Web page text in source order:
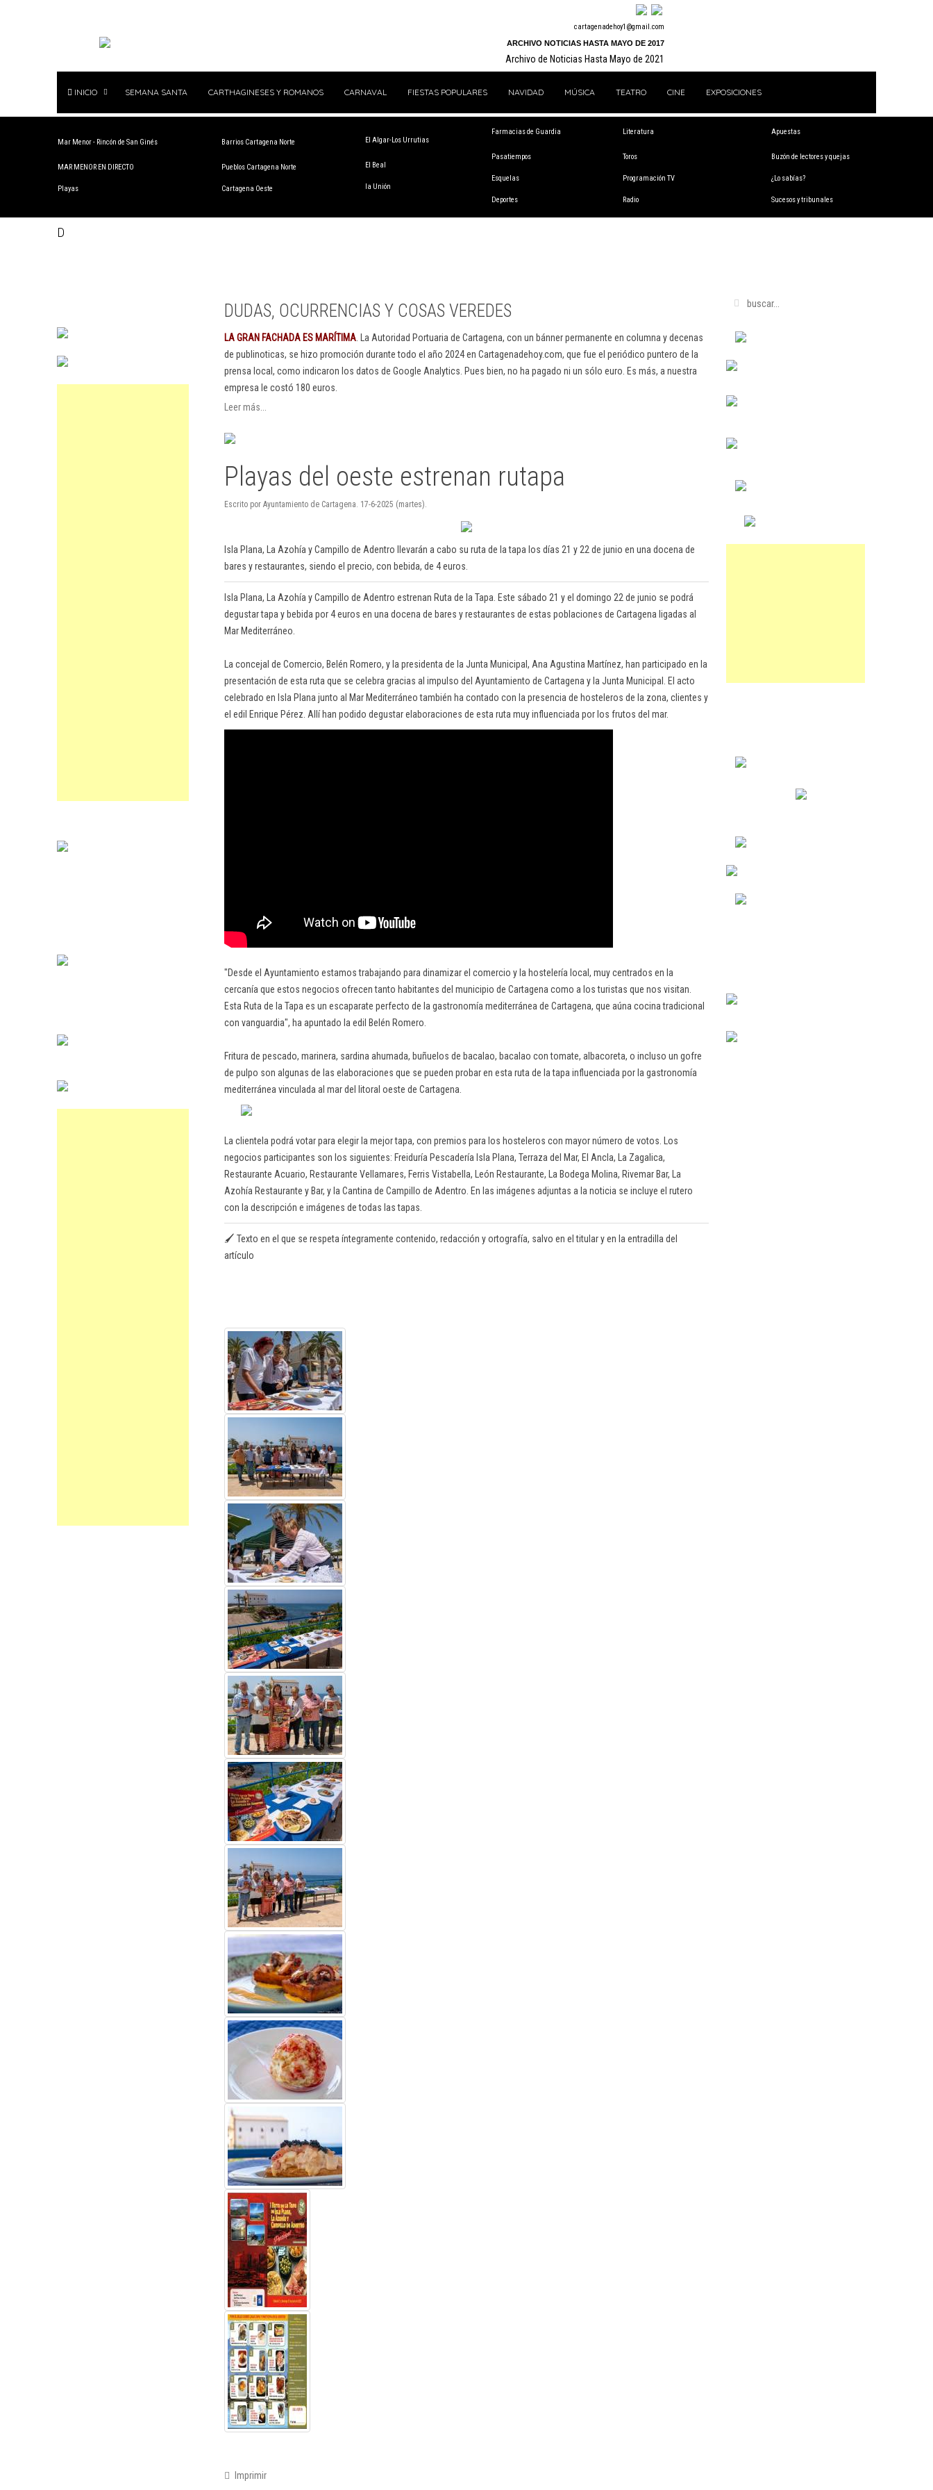
cartagenadehoy1@gmail.com
ARCHIVO NOTICIAS HASTA MAYO DE 2017
Archivo de Noticias Hasta Mayo de 2021
INICIO SEMANA SANTA CARTHAGINESES Y ROMANOS CARNAVAL FIESTAS POPULARES NAVIDAD MÚSICA TEATRO CINE EXPOSICIONES
Mar Menor - Rincón de San Ginés
MAR MENOR EN DIRECTO
Playas
Barrios Cartagena Norte
Pueblos Cartagena Norte
Cartagena Oeste
El Algar-Los Urrutias
El Beal
la Unión
Farmacias de Guardia
Pasatiempos
Esquelas
Deportes
Literatura
Toros
Programación TV
Radio
Apuestas
Buzón de lectores y quejas
¿Lo sabías?
Sucesos y tribunales
D
DUDAS, OCURRENCIAS Y COSAS VEREDES
LA GRAN FACHADA ES MARÍTIMA . La Autoridad Portuaria de Cartagena, con un bánner permanente en columna y decenas
de publinoticas, se hizo promoción durante todo el año 2024 en Cartagenadehoy.com, que fue el periódico puntero de la
prensa local, como indicaron los datos de Google Analytics. Pues bien, no ha pagado ni un sólo euro. Es más, a nuestra
empresa le costó 180 euros.
Leer más...
Playas del oeste estrenan rutapa
Escrito por Ayuntamiento de Cartagena. 17-6-2025 (martes).
Isla Plana, La Azohía y Campillo de Adentro llevarán a cabo su ruta de la tapa los días 21 y 22 de junio en una docena de
bares y restaurantes, siendo el precio, con bebida, de 4 euros.
Isla Plana, La Azohía y Campillo de Adentro estrenan Ruta de la Tapa. Este sábado 21 y el domingo 22 de junio se podrá
degustar tapa y bebida por 4 euros en una docena de bares y restaurantes de estas poblaciones de Cartagena ligadas al
Mar Mediterráneo.
La concejal de Comercio, Belén Romero, y la presidenta de la Junta Municipal, Ana Agustina Martínez, han participado en la
presentación de esta ruta que se celebra gracias al impulso del Ayuntamiento de Cartagena y la Junta Municipal. El acto
celebrado en Isla Plana junto al Mar Mediterráneo también ha contado con la presencia de hosteleros de la zona, clientes y
el edil Enrique Pérez. Allí han podido degustar elaboraciones de esta ruta muy influenciada por los frutos del mar.
"Desde el Ayuntamiento estamos trabajando para dinamizar el comercio y la hostelería local, muy centrados en la
cercanía que estos negocios ofrecen tanto habitantes del municipio de Cartagena como a los turistas que nos visitan.
Esta Ruta de la Tapa es un escaparate perfecto de la gastronomía mediterránea de Cartagena, que aúna cocina tradicional
con vanguardia", ha apuntado la edil Belén Romero.
Fritura de pescado, marinera, sardina ahumada, buñuelos de bacalao, bacalao con tomate, albacoreta, o incluso un gofre
de pulpo son algunas de las elaboraciones que se pueden probar en esta ruta de la tapa influenciada por la gastronomía
mediterránea vinculada al mar del litoral oeste de Cartagena.
La clientela podrá votar para elegir la mejor tapa, con premios para los hosteleros con mayor número de votos. Los
negocios participantes son los siguientes: Freiduría Pescadería Isla Plana, Terraza del Mar, El Ancla, La Zagalica,
Restaurante Acuario, Restaurante Vellamares, Ferris Vistabella, León Restaurante, La Bodega Molina, Rivemar Bar, La
Azohía Restaurante y Bar, y la Cantina de Campillo de Adentro. En las imágenes adjuntas a la noticia se incluye el rutero
con la descripción e imágenes de todas las tapas.
🖌️ Texto en el que se respeta íntegramente contenido, redacción y ortografía, salvo en el titular y en la entradilla del
artículo
Imprimir